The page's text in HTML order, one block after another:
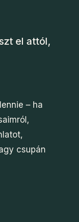
el attól,
– ha
csupán